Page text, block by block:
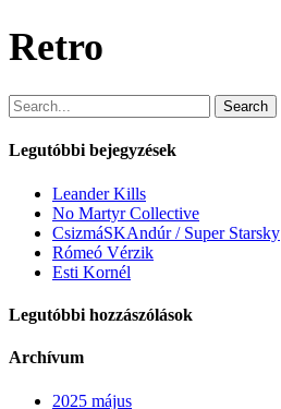
Retro
Search
Legutóbbi bejegyzések
Leander Kills
No Martyr Collective
CsizmáSKAndúr / Super Starsky
Rómeó Vérzik
Esti Kornél
Legutóbbi hozzászólások
Archívum
2025 május